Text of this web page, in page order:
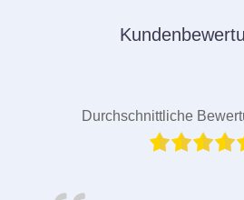
Durchschnittliche